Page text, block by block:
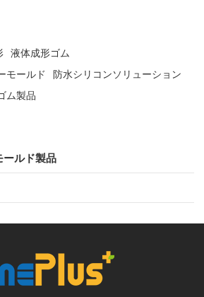
液体成形ゴム
モールド
防水シリコンソリューション
ム製品
ールド製品